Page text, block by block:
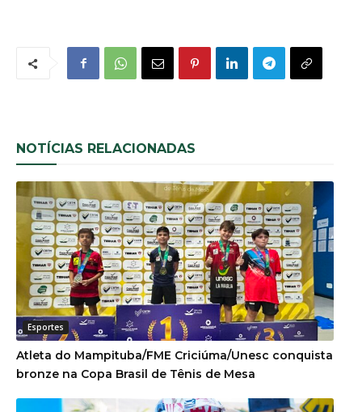
NOTÍCIAS RELACIONADAS
Esportes
Atleta do Mampituba/FME Criciúma/Unesc conquista
bronze na Copa Brasil de Tênis de Mesa